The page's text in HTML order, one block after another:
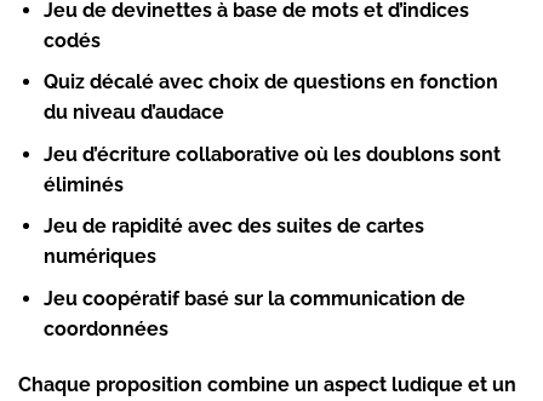
Jeu de devinettes à base de mots et d’indices
codés
Quiz décalé avec choix de questions en fonction
du niveau d’audace
Jeu d’écriture collaborative où les doublons sont
éliminés
Jeu de rapidité avec des suites de cartes
numériques
Jeu coopératif basé sur la communication de
coordonnées
Chaque proposition combine un aspect ludique et un